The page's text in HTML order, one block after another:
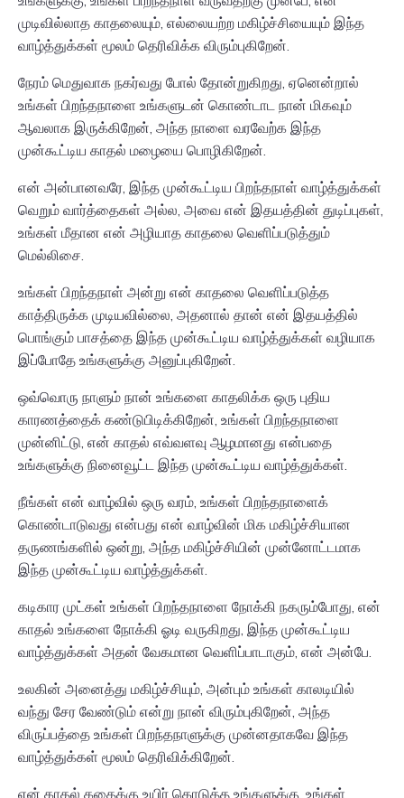
முடிவில்லாத காதலையும், எல்லையற்ற மகிழ்ச்சியையும் இந்த
வாழ்த்துக்கள் மூலம் தெரிவிக்க விரும்புகிறேன்.
நேரம் மெதுவாக நகர்வது போல் தோன்றுகிறது, ஏனென்றால்
உங்கள் பிறந்தநாளை உங்களுடன் கொண்டாட நான் மிகவும்
ஆவலாக இருக்கிறேன், அந்த நாளை வரவேற்க இந்த
முன்கூட்டிய காதல் மழையை பொழிகிறேன்.
என் அன்பானவரே, இந்த முன்கூட்டிய பிறந்தநாள் வாழ்த்துக்கள்
வெறும் வார்த்தைகள் அல்ல, அவை என் இதயத்தின் துடிப்புகள்,
உங்கள் மீதான என் அழியாத காதலை வெளிப்படுத்தும்
மெல்லிசை.
உங்கள் பிறந்தநாள் அன்று என் காதலை வெளிப்படுத்த
காத்திருக்க முடியவில்லை, அதனால் தான் என் இதயத்தில்
பொங்கும் பாசத்தை இந்த முன்கூட்டிய வாழ்த்துக்கள் வழியாக
இப்போதே உங்களுக்கு அனுப்புகிறேன்.
ஒவ்வொரு நாளும் நான் உங்களை காதலிக்க ஒரு புதிய
காரணத்தைக் கண்டுபிடிக்கிறேன், உங்கள் பிறந்தநாளை
முன்னிட்டு, என் காதல் எவ்வளவு ஆழமானது என்பதை
உங்களுக்கு நினைவூட்ட இந்த முன்கூட்டிய வாழ்த்துக்கள்.
நீங்கள் என் வாழ்வில் ஒரு வரம், உங்கள் பிறந்தநாளைக்
கொண்டாடுவது என்பது என் வாழ்வின் மிக மகிழ்ச்சியான
தருணங்களில் ஒன்று, அந்த மகிழ்ச்சியின் முன்னோட்டமாக
இந்த முன்கூட்டிய வாழ்த்துக்கள்.
கடிகார முட்கள் உங்கள் பிறந்தநாளை நோக்கி நகரும்போது, என்
காதல் உங்களை நோக்கி ஓடி வருகிறது, இந்த முன்கூட்டிய
வாழ்த்துக்கள் அதன் வேகமான வெளிப்பாடாகும், என் அன்பே.
உலகின் அனைத்து மகிழ்ச்சியும், அன்பும் உங்கள் காலடியில்
வந்து சேர வேண்டும் என்று நான் விரும்புகிறேன், அந்த
விருப்பத்தை உங்கள் பிறந்தநாளுக்கு முன்னதாகவே இந்த
வாழ்த்துக்கள் மூலம் தெரிவிக்கிறேன்.
என் காதல் கதைக்கு உயிர் கொடுத்த உங்களுக்கு, உங்கள்